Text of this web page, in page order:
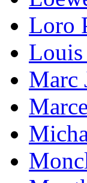
Loro
Marc